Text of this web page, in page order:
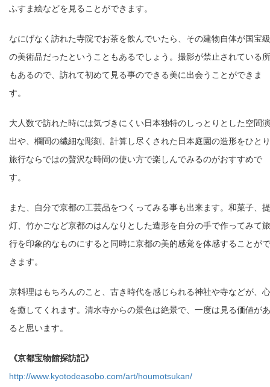
ふすま絵などを見ることができます。
なにげなく訪れた寺院でお茶を飲んでいたら、その建物自体が国宝級
の美術品だったということもあるでしょう。撮影が禁止されている所
もあるので、訪れて初めて見る事のできる美に出会うことができま
す。
大人数で訪れた時には気づきにくい日本独特のしっとりとした空間演
出や、欄間の繊細な彫刻、計算し尽くされた日本庭園の造形をひとり
旅行ならではの贅沢な時間の使い方で楽しんでみるのがおすすめで
す。
また、自分で京都の工芸品をつくってみる事も出来ます。和菓子、提
灯、竹かごなど京都のはんなりとした造形を自分の手で作ってみて旅
行を印象的なものにすると同時に京都の美的感覚を体感することがで
きます。
京料理はもちろんのこと、古き時代を感じられる神社や寺などが、心
を癒してくれます。清水寺からの景色は絶景で、一度は見る価値があ
ると思います。
《京都宝物館探訪記》
http://www.kyotodeasobo.com/art/houmotsukan/